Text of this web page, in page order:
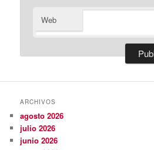
Web
ARCHIVOS
agosto 2026
julio 2026
junio 2026